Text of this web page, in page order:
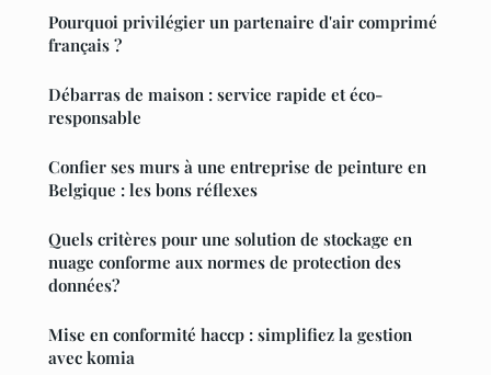
Pourquoi privilégier un partenaire d'air comprimé
français ?
Débarras de maison : service rapide et éco-
responsable
Confier ses murs à une entreprise de peinture en
Belgique : les bons réflexes
Quels critères pour une solution de stockage en
nuage conforme aux normes de protection des
données?
Mise en conformité haccp : simplifiez la gestion
avec komia